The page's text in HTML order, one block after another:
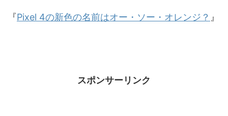
『Pixel 4の新色の名前はオー・ソー・オレンジ？ 』
スポンサーリンク